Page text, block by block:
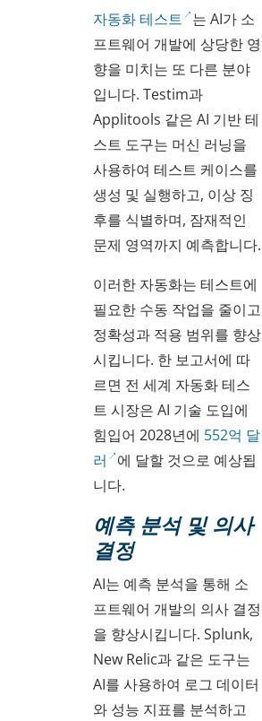
자동화 테스트 는 AI가 소
프트웨어 개발에 상당한 영
향을 미치는 또 다른 분야
입니다. Testim과
Applitools 같은 AI 기반 테
스트 도구는 머신 러닝을
사용하여 테스트 케이스를
생성 및 실행하고, 이상 징
후를 식별하며, 잠재적인
문제 영역까지 예측합니다.
이러한 자동화는 테스트에
필요한 수동 작업을 줄이고
정확성과 적용 범위를 향상
시킵니다. 한 보고서에 따
르면 전 세계 자동화 테스
트 시장은 AI 기술 도입에
힘입어 2028년에 552억 달
러
에 달할 것으로 예상됩
니다.
예측 분석 및 의사
결정
AI는 예측 분석을 통해 소
프트웨어 개발의 의사 결정
을 향상시킵니다. Splunk,
New Relic과 같은 도구는
AI를 사용하여 로그 데이터
와 성능 지표를 분석하고